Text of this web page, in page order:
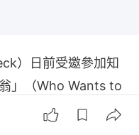
）日前受邀參加知
」（Who Wants to
「Jeopardy!」締造
Jamie Ding）聯手，